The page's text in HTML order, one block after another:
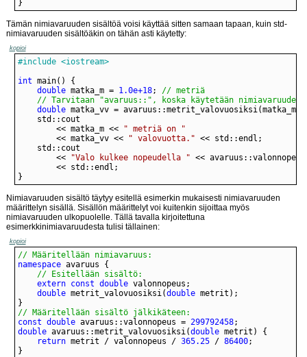
}
Tämän nimiavaruuden sisältöä voisi käyttää sitten samaan tapaan, kuin std-
nimiavaruuden sisältöäkin on tähän asti käytetty:
kopioi
#include <iostream>
int
double matka_m = 1.0e+18;
// Tarvitaan "avaruus::", koska käytetään nimiavaruuden
double
		<< matka_m <<
" metriä on "
		<< matka_vv <<
" valovuotta."
		<<
"Valo kulkee nopeudella " <<
}
Nimiavaruuden sisältö täytyy esitellä esimerkin mukaisesti nimiavaruuden
määrittelyn sisällä. Sisällön määrittelyt voi kuitenkin sijoittaa myös
nimiavaruuden ulkopuolelle. Tällä tavalla kirjoitettuna
esimerkkinimiavaruudesta tulisi tällainen:
kopioi
// Määritellään nimiavaruus:
namespace
// Esitellään sisältö:
extern const double
double metrit_valovuosiksi(double
// Määritellään sisältö jälkikäteen:
const double avaruus::valonnopeus = 299792458
double avaruus::metrit_valovuosiksi(double
return metrit / valonnopeus / 365.25 / 86400
}